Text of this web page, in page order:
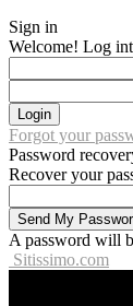
Sign in
Welcome! Log
Forgot your
Password
Recover your
A password will
Sitissimo.com